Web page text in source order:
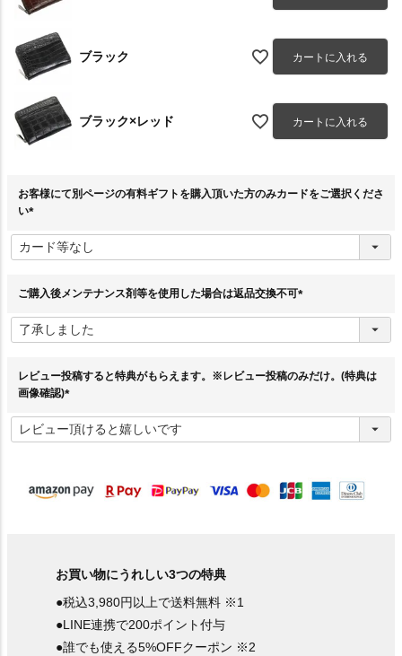
ブラック カートに入れる
ブラック×レッド カートに入れる
お客様にて別ページの有料ギフトを購入頂いた方のみカードをご選択くださ
い
必
須
ご購入後メンテナンス剤等を使用した場合は返品交換不可
須
レビュー投稿すると特典がもらえます。※レビュー投稿のみだけ。(特典は
画像確認)
必
須
お買い物にうれしい3つの特典
●税込3,980円以上で送料無料 ※1
●LINE連携で200ポイント付与
●誰でも使える5%OFFクーポン ※2